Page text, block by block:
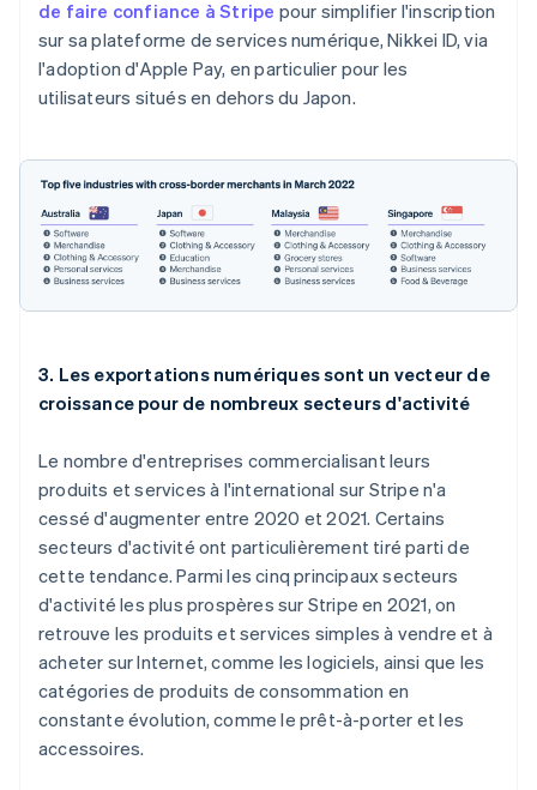
de faire confiance à Stripe pour simplifier l'inscription
sur sa plateforme de services numérique, Nikkei ID, via
l'adoption d'Apple Pay, en particulier pour les
utilisateurs situés en dehors du Japon.
3. Les exportations numériques sont un vecteur de
croissance pour de nombreux secteurs d'activité
Le nombre d'entreprises commercialisant leurs
produits et services à l'international sur Stripe n'a
cessé d'augmenter entre 2020 et 2021. Certains
secteurs d'activité ont particulièrement tiré parti de
cette tendance. Parmi les cinq principaux secteurs
d'activité les plus prospères sur Stripe en 2021, on
retrouve les produits et services simples à vendre et à
acheter sur Internet, comme les logiciels, ainsi que les
catégories de produits de consommation en
constante évolution, comme le prêt-à-porter et les
accessoires.
Inde
English
Irlande
English
Japon
日本語English
Lettonie
English
Liechtenstein
Deutsch English
Lituanie
Luxembourg
FrançaisDeutschEnglish
Malaisie
Malte
English
Mexique
EspañolEnglish
Norvège
English
Nouvelle-Zélande
English
Pays-Bas
NederlandsEnglish
Pologne
English
Portugal